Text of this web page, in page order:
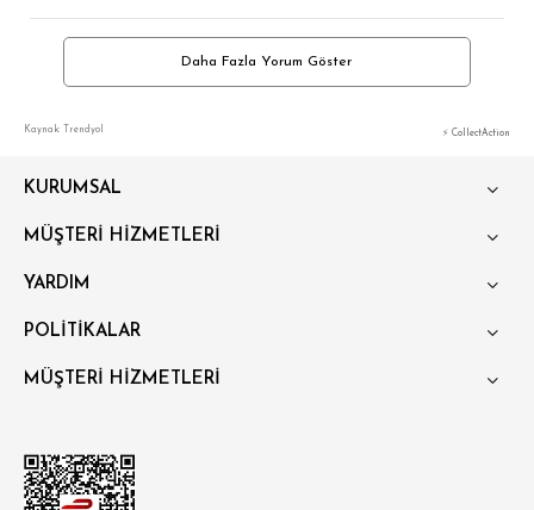
Daha Fazla Yorum Göster
Kaynak: Trendyol ⚡ CollectAction
KURUMSAL
MÜŞTERİ HİZMETLERİ
YARDIM
POLİTİKALAR
MÜŞTERİ HİZMETLERİ